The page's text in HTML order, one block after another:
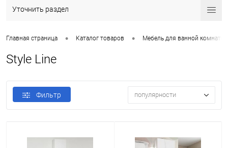
Уточнить раздел
Главная страница • Каталог товаров • Мебель для ванной комнаты
Style Line
Фильтр популярности